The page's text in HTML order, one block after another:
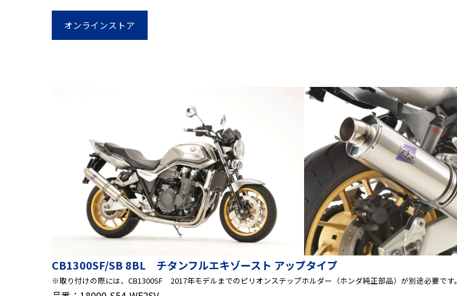
オンラインストア
CB1300SF/SB 8BL チタンフルエキゾースト アップタイプ
※取り付けの際には、CB1300SF 2017年モデルまでのピリオンステップホルダー（ホンダ純正部品）が別途必要です。